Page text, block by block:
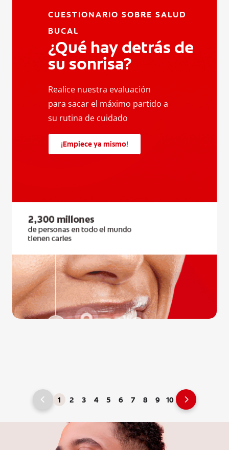
1 2 3 4 5 6 7 8 9 10
CUESTIONARIO SOBRE SALUD
BUCAL
¿Qué hay detrás de
su sonrisa?
Realice nuestra evaluación
para sacar el máximo partido a
su rutina de cuidado
¡Empiece ya mismo!